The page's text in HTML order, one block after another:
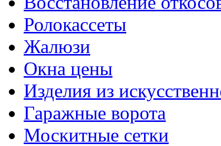
Ролокассеты
Жалюзи
Окна цены
Изделия из
Гаражные ворота
Москитные сетки